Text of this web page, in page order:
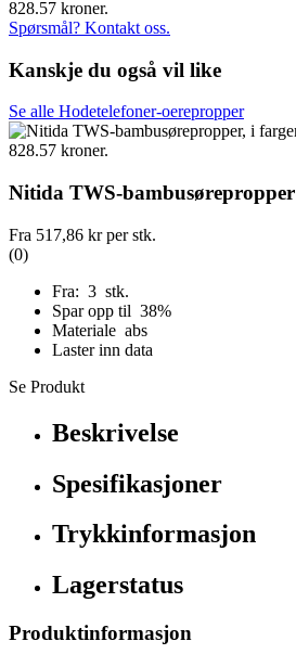
Spørsmål? Kontakt oss.
Kanskje du også vil like
Se alle Hodetelefoner-oerepropper
Nitida TWS-bambusørepropper
Fra 517,86 krper stk.
(0)
Fra: 3 stk.
Spar opp til 38%
Materiale abs
Laster inn data
Se Produkt
Beskrivelse
Spesifikasjoner
Trykkinformasjon
Lagerstatus
Produktinformasjon